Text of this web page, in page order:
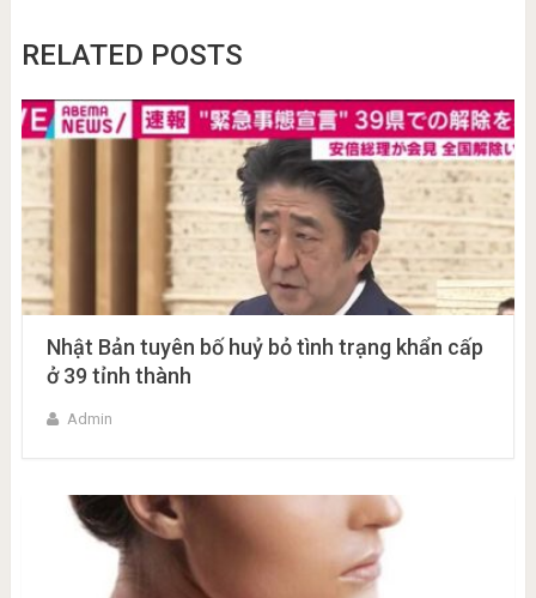
RELATED POSTS
Nhật Bản tuyên bố huỷ bỏ tình trạng khẩn cấp
ở 39 tỉnh thành
Admin